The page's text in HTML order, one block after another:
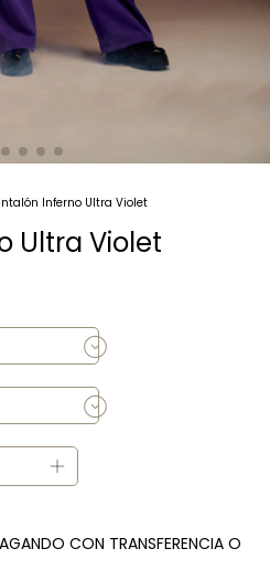
Inferno Ultra Violet
Ultra Violet
CON TRANSFERENCIA O